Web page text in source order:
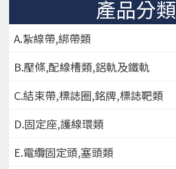
產品分類
A.紮線帶,綁帶類
B.壓條,配線槽類,鋁軌及鐵軌
C.結束帶,標誌圈,銘牌,標誌靶類
D.固定座,護線環類
E.電纜固定頭,塞頭類